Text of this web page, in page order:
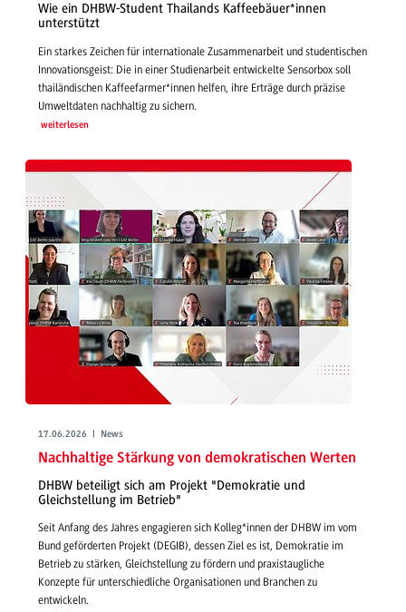
Wie ein DHBW-Student Thailands Kaffeebäuer*innen
unterstützt
Ein starkes Zeichen für internationale Zusammenarbeit und studentischen
Innovationsgeist: Die in einer Studienarbeit entwickelte Sensorbox soll
thailändischen Kaffeefarmer*innen helfen, ihre Erträge durch präzise
Umweltdaten nachhaltig zu sichern.
weiterlesen
17.06.2026 | News
Nachhaltige Stärkung von demokratischen Werten
DHBW beteiligt sich am Projekt "Demokratie und
Gleichstellung im Betrieb"
Seit Anfang des Jahres engagieren sich Kolleg*innen der DHBW im vom
Bund geförderten Projekt (DEGIB), dessen Ziel es ist, Demokratie im
Betrieb zu stärken, Gleichstellung zu fördern und praxistaugliche
Konzepte für unterschiedliche Organisationen und Branchen zu
entwickeln.